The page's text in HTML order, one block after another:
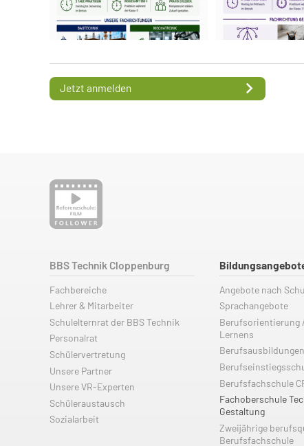
Jetzt anmelden
BBS Technik Cloppenburg
Fachbereiche
Lehrer & Mitarbeiter
Schulelternrat der BBS Technik
Personalrat
Schülervertretung
Unsere Partner
Unsere VR-Experten
Schüleraustausch
Sozialarbeit
Angebote nach
Sprachangebote
Berufsorientierung
Lernens
Berufsausbildungen
Berufsfachschule
Fachoberschule
Gestaltung
Zweijährige
Berufsfachschule